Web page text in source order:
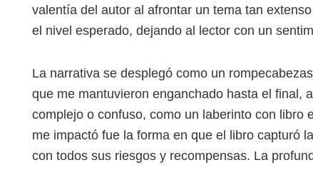
valentía del autor al afrontar un tema tan
el nivel esperado, dejando al lector con un
La narrativa se desplegó como un
que me mantuvieron enganchado hasta el final,
complejo o confuso, como un laberinto con libro
me impactó fue la forma en que el libro capturó
con todos sus riesgos y recompensas. La